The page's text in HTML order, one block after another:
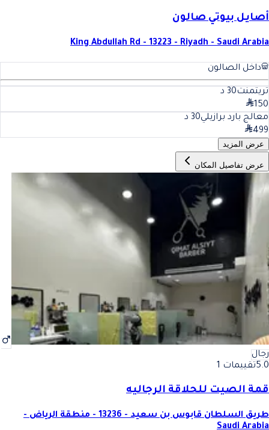
أصايل بيوتي صالون
King Abdullah Rd - 13223 - Riyadh - Saudi Arabia
داخل الصالون
تريتمنت30 د
150
معالج بارد برازيلي30 د
499
عرض المزيد
عرض تفاصيل المكان
رجال
5.0تقييمات 1
قمة الصيت للحلاقة الرجاليه
طريق السلطان قابوس بن سعيد - 13236 - منطقة الرياض -
Saudi Arabia